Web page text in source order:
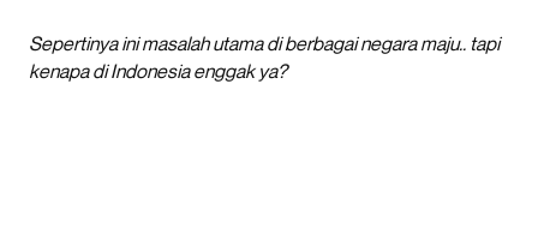
Sepertinya ini masalah utama di berbagai negara maju.. tapi
kenapa di Indonesia enggak ya?